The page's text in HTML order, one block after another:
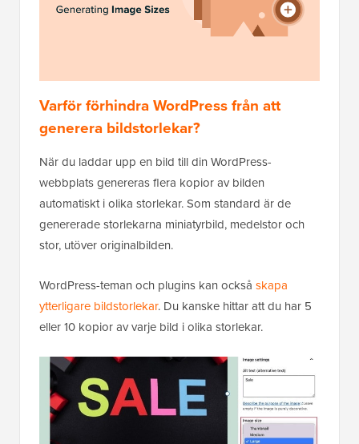
Varför förhindra WordPress från att
generera bildstorlekar?
När du laddar upp en bild till din WordPress-
webbplats genereras flera kopior av bilden
automatiskt i olika storlekar. Som standard är de
genererade storlekarna miniatyrbild, medelstor och
stor, utöver originalbilden.
WordPress-teman och plugins kan också skapa
ytterligare bildstorlekar. Du kanske hittar att du har 5
eller 10 kopior av varje bild i olika storlekar.